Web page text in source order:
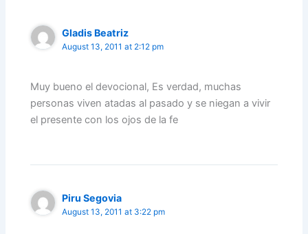
Gladis Beatriz
August 13, 2011 at 2:12 pm
Muy bueno el devocional, Es verdad, muchas
personas viven atadas al pasado y se niegan a vivir
el presente con los ojos de la fe
Piru Segovia
August 13, 2011 at 3:22 pm